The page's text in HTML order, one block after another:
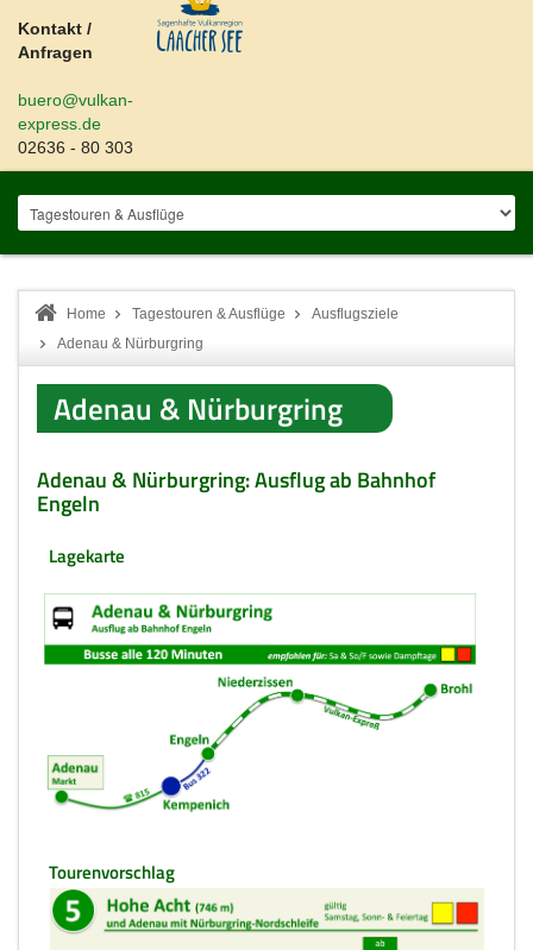
Kontakt /
Anfragen
buero@vulkan-
express.de
02636 - 80 303
Home Tagestouren & Ausflüge
Ausflugsziele
Adenau & Nürburgring
Adenau & Nürburgring
Adenau & Nürburgring: Ausflug ab Bahnhof
Engeln
Lagekarte
Tourenvorschlag